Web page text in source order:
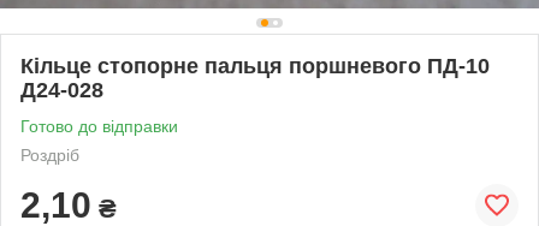
Кільце стопорне пальця поршневого ПД-10
Д24-028
Готово до відправки
Роздріб
2,10 ₴